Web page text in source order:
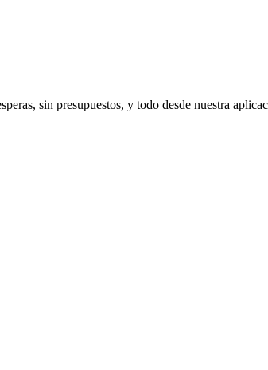
sin presupuestos, y todo desde nuestra